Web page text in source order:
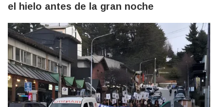
el hielo antes de la gran noche